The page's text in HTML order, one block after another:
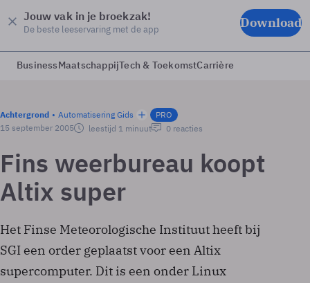
Jouw vak in je broekzak!
De beste leeservaring met de app Download
BusinessMaatschappijTech & ToekomstCarrière
Achtergrond Automatisering Gids
PRO
15 september 2005
leestijd 1 minuut 0 reacties
Fins weerbureau koopt
Altix super
Het Finse Meteorologische Instituut heeft bij
SGI een order geplaatst voor een Altix
supercomputer. Dit is een onder Linux